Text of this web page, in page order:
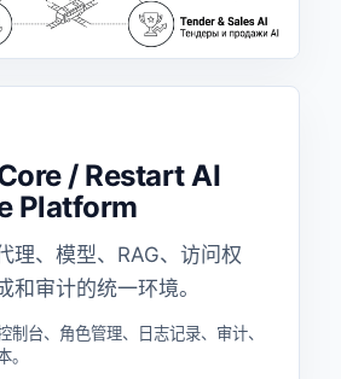
/ Restart AI
Platform
理、模型、RAG、访问权
和审计的统一环境。
制台、角色管理、日志记录、审计、
。